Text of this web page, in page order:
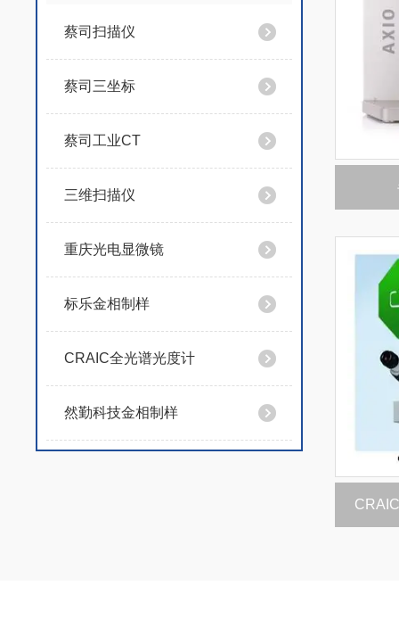
蔡司扫描仪
蔡司三坐标
蔡司工业CT
三维扫描仪
重庆光电显微镜
标乐金相制样
CRAIC全光谱光度计
然勤科技金相制样